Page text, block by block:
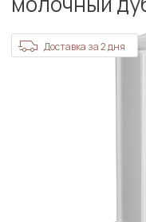
Доставка за 2 дня